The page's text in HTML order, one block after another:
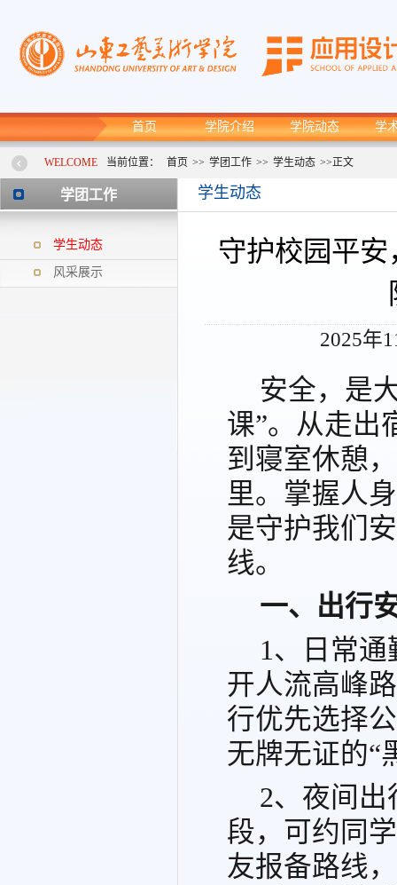
首页 学院介绍 学院动态 学
WELCOME 当前位置： 首页 >> 学团工作 >> 学生动态 >>正文
学团工作
学生动态
风采展示
学生动态
守护校园平
2025年
安全，是
课”。从走出
到寝室休憩
里。掌握人
是守护我们
线。
一、出行
1、日常
开人流高峰
行优先选择
无牌无证的“
2、夜间
段，可约同
友报备路线